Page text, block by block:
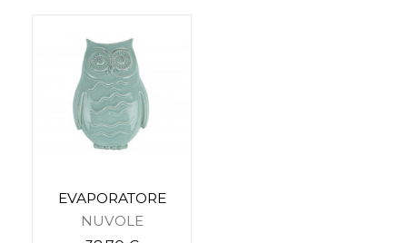
EVAPORATORE
NUVOLE